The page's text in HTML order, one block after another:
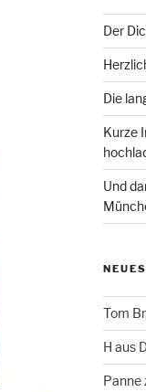
Der
Die
Kurze
Und
Tom
H aus
Panne